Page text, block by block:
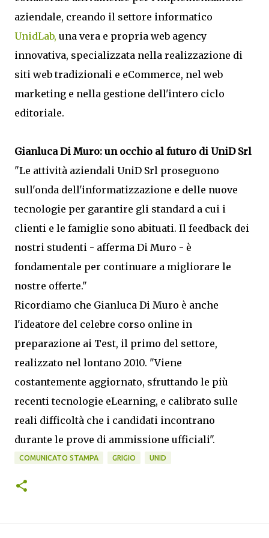
aziendale, creando il settore informatico
UnidLab, una vera e propria web agency
innovativa, specializzata nella realizzazione di
siti web tradizionali e eCommerce, nel web
marketing e nella gestione dell'intero ciclo
editoriale.
Gianluca Di Muro: un occhio al futuro di UniD Srl
"Le attività aziendali UniD Srl proseguono
sull'onda dell'informatizzazione e delle nuove
tecnologie per garantire gli standard a cui i
clienti e le famiglie sono abituati. Il feedback dei
nostri studenti - afferma Di Muro - è
fondamentale per continuare a migliorare le
nostre offerte."
Ricordiamo che Gianluca Di Muro è anche
l'ideatore del celebre corso online in
preparazione ai Test, il primo del settore,
realizzato nel lontano 2010. "Viene
costantemente aggiornato, sfruttando le più
recenti tecnologie eLearning, e calibrato sulle
reali difficoltà che i candidati incontrano
durante le prove di ammissione ufficiali".
COMUNICATO STAMPA GRIGIO UNID